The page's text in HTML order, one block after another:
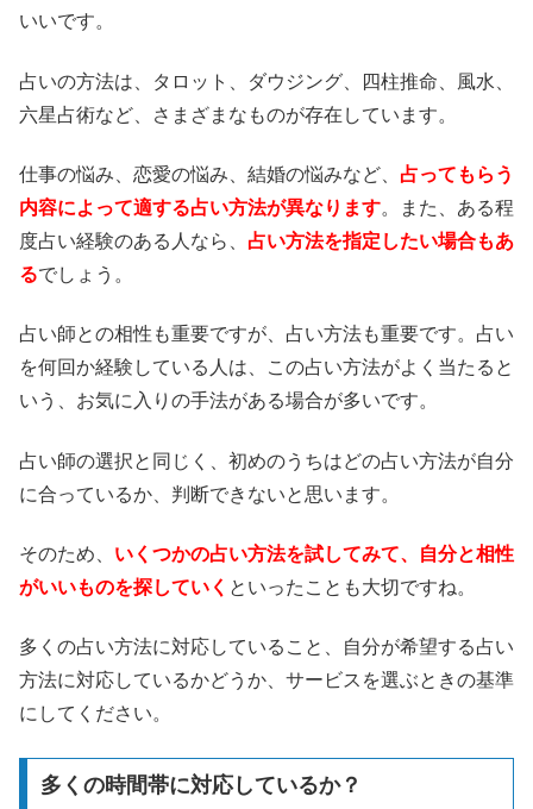
いいです。
占いの方法は、タロット、ダウジング、四柱推命、風水、
六星占術など、さまざまなものが存在しています。
仕事の悩み、恋愛の悩み、結婚の悩みなど、 占ってもらう
内容によって適する占い方法が異なります。また、ある程
度占い経験のある人なら、 占い方法を指定したい場合もあ
るでしょう。
占い師との相性も重要ですが、占い方法も重要です。占い
を何回か経験している人は、この占い方法がよく当たると
いう、お気に入りの手法がある場合が多いです。
占い師の選択と同じく、初めのうちはどの占い方法が自分
に合っているか、判断できないと思います。
そのため、 いくつかの占い方法を試してみて、自分と相性
がいいものを探していく といったことも大切ですね。
多くの占い方法に対応していること、自分が希望する占い
方法に対応しているかどうか、サービスを選ぶときの基準
にしてください。
多くの時間帯に対応しているか？